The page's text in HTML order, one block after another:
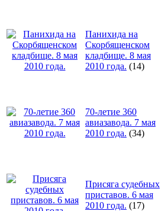
Панихида на
Скорбященском
кладбище. 8 мая
2010 года. (14)
70-летие 360
авиазавода. 7 мая
2010 года. (34)
Присяга судебных
приставов. 6 мая
2010 года. (17)